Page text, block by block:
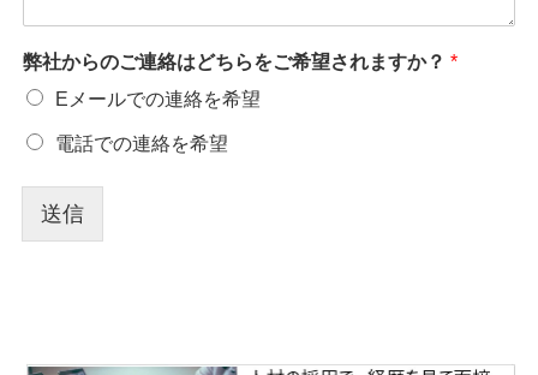
会
社
名
役
電
話
弊社からのご連絡はどちらをご希望されますか？*
Eメールでの連絡を希望
電話での連絡を希望
送信